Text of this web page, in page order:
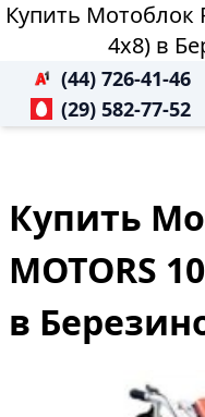
Купить Мотоблок
4х8) в
(44) 726-41-46
(29) 582-77-52
Купить
MOTORS
в